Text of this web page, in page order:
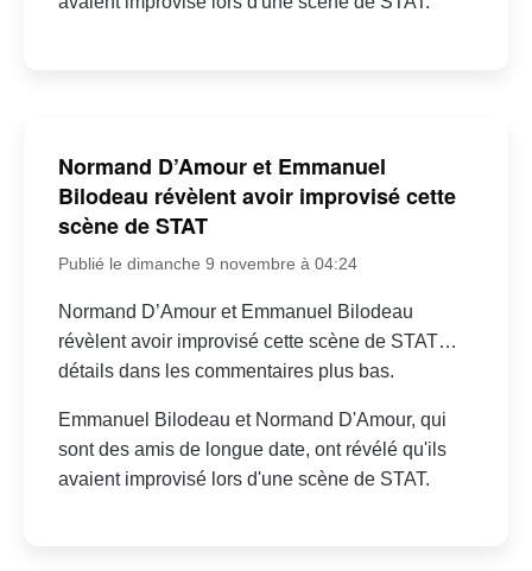
Normand D’Amour et Emmanuel
Bilodeau révèlent avoir improvisé cette
scène de STAT
Publié le dimanche 9 novembre à 04:24
Normand D’Amour et Emmanuel Bilodeau
révèlent avoir improvisé cette scène de STAT…
détails dans les commentaires plus bas.
Emmanuel Bilodeau et Normand D'Amour, qui
sont des amis de longue date, ont révélé qu'ils
avaient improvisé lors d'une scène de STAT.